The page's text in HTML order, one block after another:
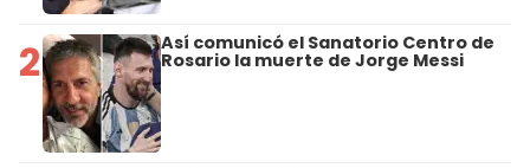
2 Así comunicó el Sanatorio Centro de
Rosario la muerte de Jorge Messi